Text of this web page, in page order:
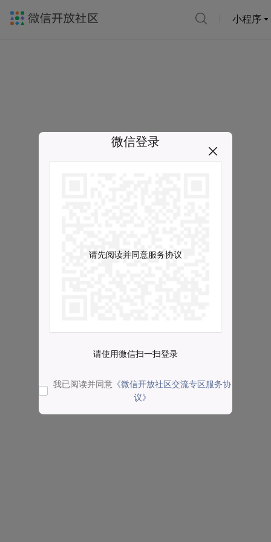
小程序
微信登录
请先阅读并同意服务协议
请使用微信扫一扫登录
我已阅读并同意 《微信开放社区交流专区服务协
议》